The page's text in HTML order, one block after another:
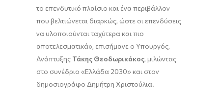
το επενδυτικό πλαίσιο και ένα περιβάλλον
που βελτιώνεται διαρκώς, ώστε οι επενδύσεις
να υλοποιούνται ταχύτερα και πιο
αποτελεσματικά», επισήμανε ο Υπουργός,
Ανάπτυξης Τάκης Θεοδωρικάκος, μιλώντας
στο συνέδριο «Ελλάδα 2030» και στον
δημοσιογράφο Δημήτρη Χριστούλια.